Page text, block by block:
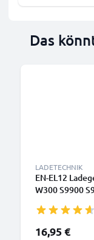
Das
LADETECHNIK
EN-EL12
W300 S9900
16,95 €